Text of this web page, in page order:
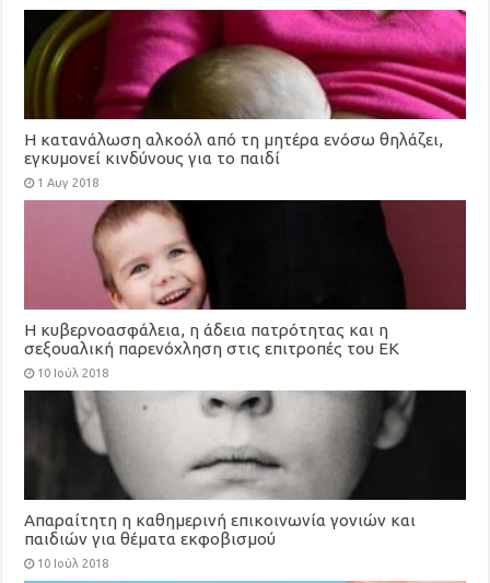
Η κατανάλωση αλκοόλ από τη μητέρα ενόσω θηλάζει,
εγκυμονεί κινδύνους για το παιδί
1 Αυγ 2018
Η κυβερνοασφάλεια, η άδεια πατρότητας και η
σεξουαλική παρενόχληση στις επιτροπές του ΕΚ
10 Ιούλ 2018
Απαραίτητη η καθημερινή επικοινωνία γονιών και
παιδιών για θέματα εκφοβισμού
10 Ιούλ 2018